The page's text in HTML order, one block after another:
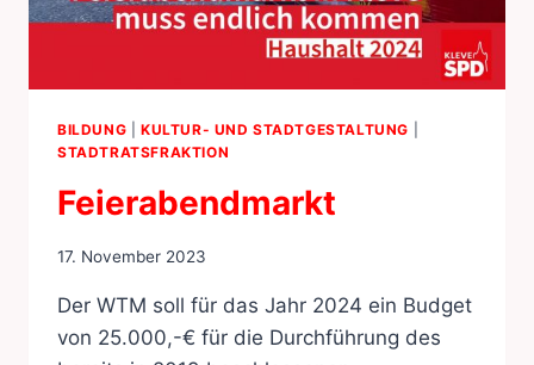
BILDUNG KULTUR- UND STADTGESTALTUNG
STADTRATSFRAKTION
Feierabendmarkt
17. November 2023
Der WTM soll für das Jahr 2024 ein Budget
von 25.000,-€ für die Durchführung des